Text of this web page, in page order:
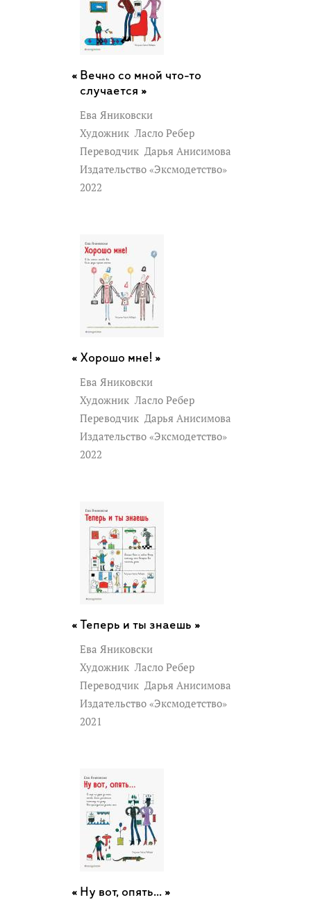
Вечно со мной что-то
случается »
Ева Яниковски
Художник Ласло Ребер
Переводчик Дарья Анисимова
Издательство «Эксмодетство»
2022
Хорошо мне! »
Ева Яниковски
Художник Ласло Ребер
Переводчик Дарья Анисимова
Издательство «Эксмодетство»
2022
Теперь и ты знаешь »
Ева Яниковски
Художник Ласло Ребер
Переводчик Дарья Анисимова
Издательство «Эксмодетство»
2021
Ну вот, опять... »